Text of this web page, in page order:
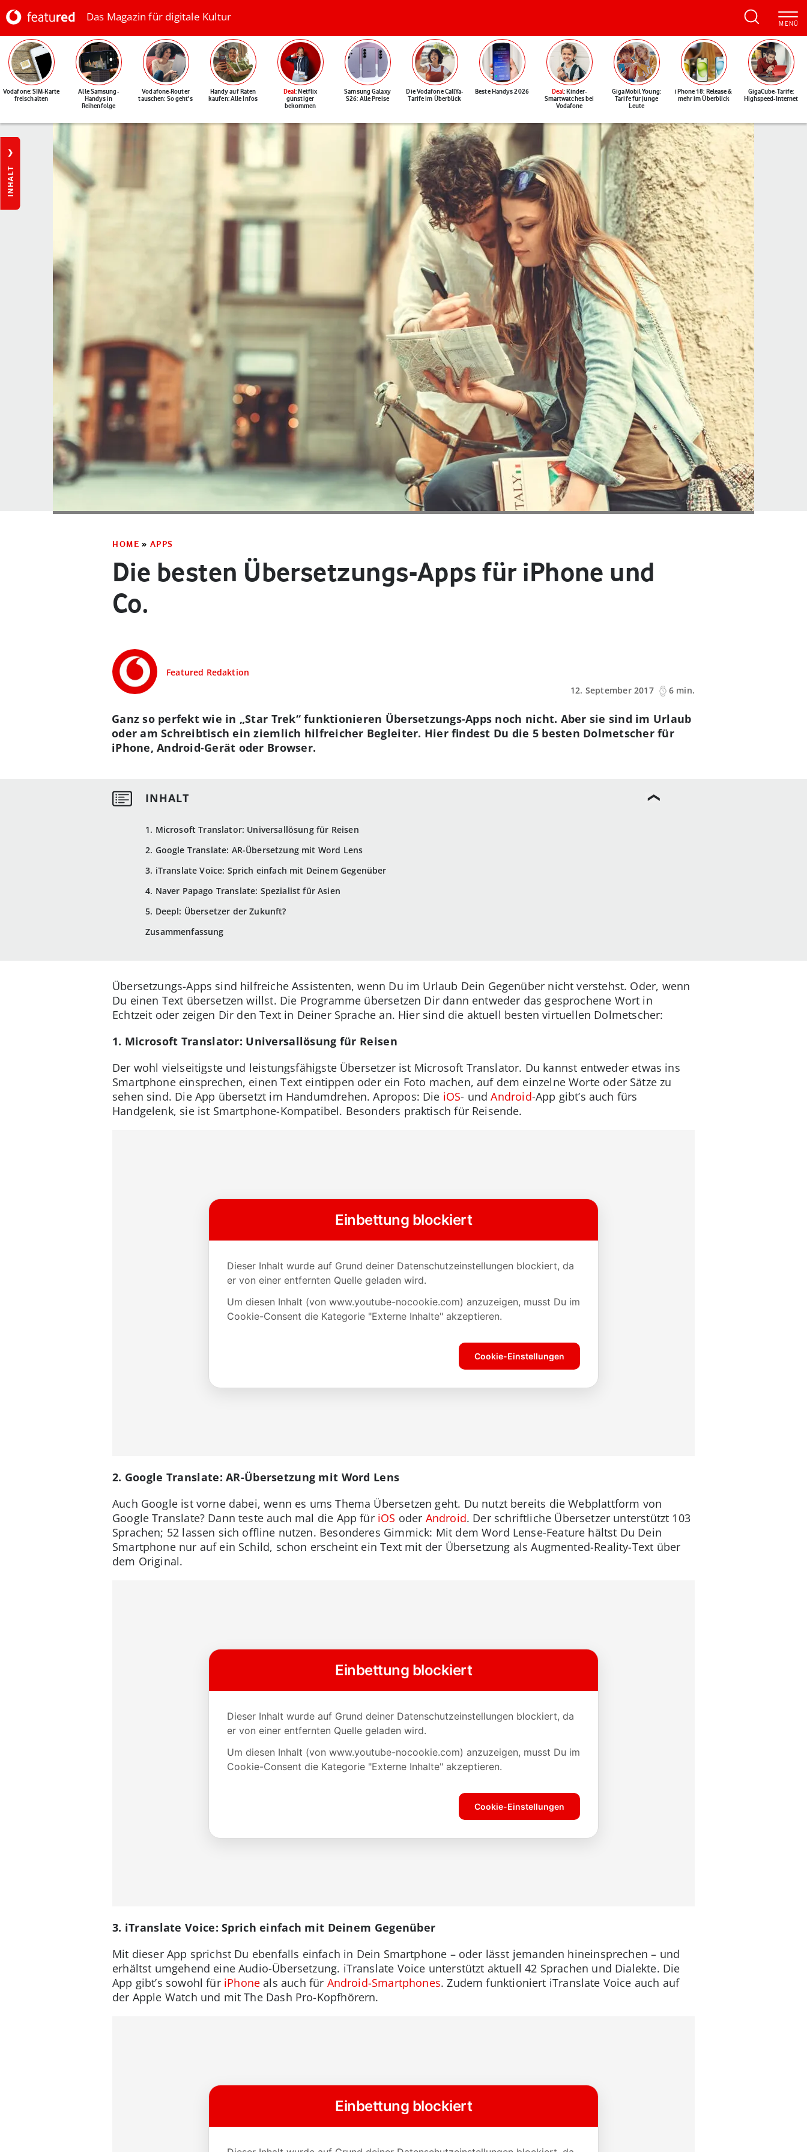
Das Magazin für digitale Kultur
Vodafone: SIM-Karte
freischalten
Alle Samsung-
Handys in
Reihenfolge
Vodafone-Router
tauschen: So geht's
Handy auf Raten
kaufen: Alle Infos
Deal: Netflix
günstiger
bekommen
Samsung Galaxy
S26: Alle Preise
Die Vodafone CallYa-
Tarife im Überblick
Beste Handys 2026 Deal: Kinder-
Smartwatches bei
Vodafone
GigaMobil Young:
Tarife für junge
Leute
iPhone 18: Release &
mehr im Überblick
GigaCube-Tarife:
Highspeed-Internet
INHALT
HOME » APPS
Die besten Übersetzungs-Apps für iPhone und
Co.
Featured Redaktion
12. September 2017
6 min.
1. Microsoft Translator: Universallösung für Reisen
2. Google Translate: AR-Übersetzung mit Word Lens
3. iTranslate Voice: Sprich einfach mit Deinem Gegenüber
4. Naver Papago Translate: Spezialist für Asien
5. Deepl: Übersetzer der Zukunft?
Zusammenfassung
Ganz so perfekt wie in „Star Trek“ funktionieren Übersetzungs-Apps noch nicht. Aber sie sind im Urlaub
oder am Schreibtisch ein ziemlich hilfreicher Begleiter. Hier findest Du die 5 besten Dolmetscher für
iPhone, Android-Gerät oder Browser.
Übersetzungs-Apps sind hilfreiche Assistenten, wenn Du im Urlaub Dein Gegenüber nicht verstehst. Oder, wenn
Du einen Text übersetzen willst. Die Programme übersetzen Dir dann entweder das gesprochene Wort in
Echtzeit oder zeigen Dir den Text in Deiner Sprache an. Hier sind die aktuell besten virtuellen Dolmetscher:
1. Microsoft Translator: Universallösung für Reisen
Der wohl vielseitigste und leistungsfähigste Übersetzer ist Microsoft Translator. Du kannst entweder etwas ins
Smartphone einsprechen, einen Text eintippen oder ein Foto machen, auf dem einzelne Worte oder Sätze zu
sehen sind. Die App übersetzt im Handumdrehen. Apropos: Die iOS- undAndroid-App gibt’s auch fürs
Handgelenk, sie ist Smartphone-Kompatibel. Besonders praktisch für Reisende.
2. Google Translate: AR-Übersetzung mit Word Lens
Auch Google ist vorne dabei, wenn es ums Thema Übersetzen geht. Du nutzt bereits die Webplattform von
Google Translate? Dann teste auch mal die App für iOS oder Android. Der schriftliche Übersetzer unterstützt 103
Sprachen; 52 lassen sich offline nutzen. Besonderes Gimmick: Mit dem Word Lense-Feature hältst Du Dein
Smartphone nur auf ein Schild, schon erscheint ein Text mit der Übersetzung als Augmented-Reality-Text über
dem Original.
3. iTranslate Voice: Sprich einfach mit Deinem Gegenüber
Mit dieser App sprichst Du ebenfalls einfach in Dein Smartphone – oder lässt jemanden hineinsprechen – und
erhältst umgehend eine Audio-Übersetzung. iTranslate Voice unterstützt aktuell 42 Sprachen und Dialekte. Die
App gibt’s sowohl für iPhone als auch für Android-Smartphones. Zudem funktioniert iTranslate Voice auch auf
der Apple Watch und mit The Dash Pro-Kopfhörern.